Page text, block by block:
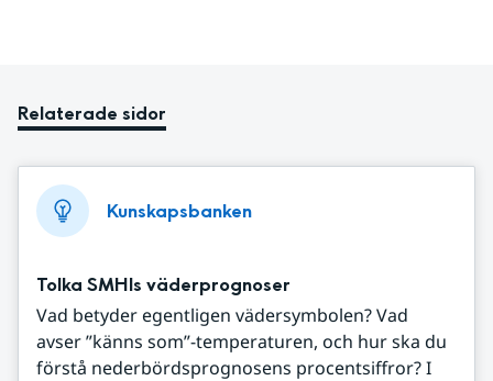
Relaterade sidor
Kunskapsbanken
Tolka SMHIs väderprognoser
Vad betyder egentligen vädersymbolen? Vad
avser ”känns som”-temperaturen, och hur ska du
förstå nederbördsprognosens procentsiffror? I